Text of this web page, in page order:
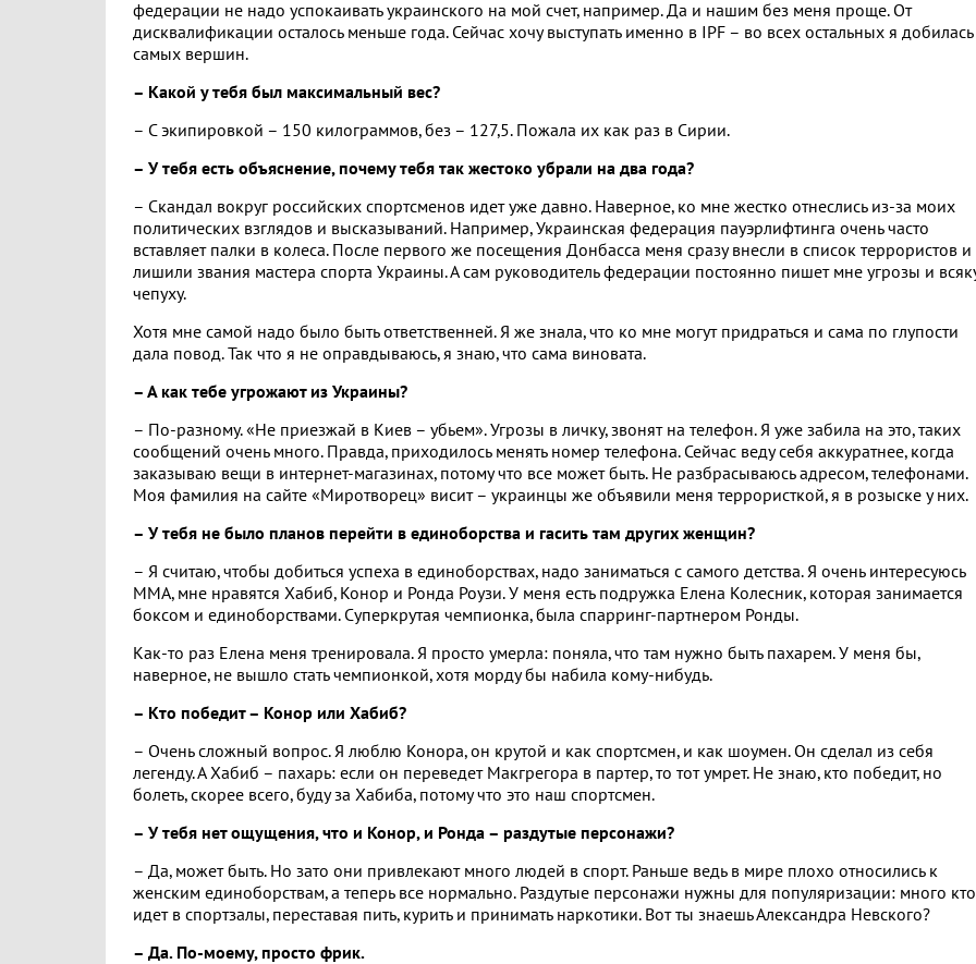
федерации не надо успокаивать украинского на мой счет, например. Да и нашим без меня проще. От
дисквалификации осталось меньше года. Сейчас хочу выступать именно в IPF – во всех остальных я добилась
самых вершин.
– Какой у тебя был максимальный вес?
– С экипировкой – 150 килограммов, без – 127,5. Пожала их как раз в Сирии.
– У тебя есть объяснение, почему тебя так жестоко убрали на два года?
– Скандал вокруг российских спортсменов идет уже давно. Наверное, ко мне жестко отнеслись из-за моих
политических взглядов и высказываний. Например, Украинская федерация пауэрлифтинга очень часто
вставляет палки в колеса. После первого же посещения Донбасса меня сразу внесли в список террористов и
лишили звания мастера спорта Украины. А сам руководитель федерации постоянно пишет мне угрозы и
чепуху.
Хотя мне самой надо было быть ответственней. Я же знала, что ко мне могут придраться и сама по глупости
дала повод. Так что я не оправдываюсь, я знаю, что сама виновата.
– А как тебе угрожают из Украины?
– По-разному. «Не приезжай в Киев – убьем». Угрозы в личку, звонят на телефон. Я уже забила на это, таких
сообщений очень много. Правда, приходилось менять номер телефона. Сейчас веду себя аккуратнее, когда
заказываю вещи в интернет-магазинах, потому что все может быть. Не разбрасываюсь адресом, телефонами.
Моя фамилия на сайте «Миротворец» висит – украинцы же объявили меня террористкой, я в розыске у них.
– У тебя не было планов перейти в единоборства и гасить там других женщин?
– Я считаю, чтобы добиться успеха в единоборствах, надо заниматься с самого детства. Я очень интересуюсь
ММА, мне нравятся Хабиб, Конор и Ронда Роузи. У меня есть подружка Елена Колесник, которая занимается
боксом и единоборствами. Суперкрутая чемпионка, была спарринг-партнером Ронды.
Как-то раз Елена меня тренировала. Я просто умерла: поняла, что там нужно быть пахарем. У меня бы,
наверное, не вышло стать чемпионкой, хотя морду бы набила кому-нибудь.
– Кто победит – Конор или Хабиб?
– Очень сложный вопрос. Я люблю Конора, он крутой и как спортсмен, и как шоумен. Он сделал из себя
легенду. А Хабиб – пахарь: если он переведет Макгрегора в партер, то тот умрет. Не знаю, кто победит, но
болеть, скорее всего, буду за Хабиба, потому что это наш спортсмен.
– У тебя нет ощущения, что и Конор, и Ронда – раздутые персонажи?
– Да, может быть. Но зато они привлекают много людей в спорт. Раньше ведь в мире плохо относились к
женским единоборствам, а теперь все нормально. Раздутые персонажи нужны для популяризации: много кто
идет в спортзалы, переставая пить, курить и принимать наркотики. Вот ты знаешь Александра Невского?
– Да. По-моему, просто фрик.